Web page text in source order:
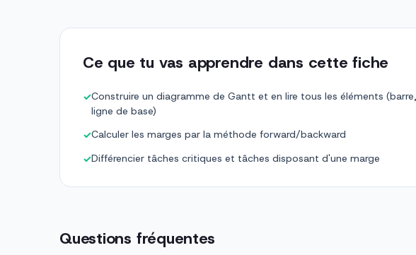
Ce que tu vas apprendre dans cette fiche
✓Construire un diagramme de Gantt et en lire tous les éléments
ligne de base)
✓Calculer les marges par la méthode forward/backward
✓Différencier tâches critiques et tâches disposant d'une marge
Questions fréquentes